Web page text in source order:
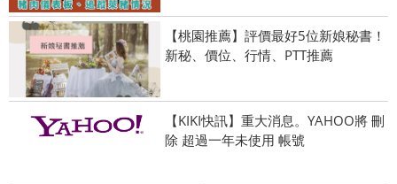
【桃園推薦】評價最好5位新娘秘書！
新秘、價位、行情、PTT推薦
【KIKI快訊】重大消息。YAHOO將 刪
除 超過一年未使用 帳號